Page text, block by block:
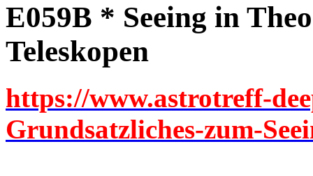
E059B * Seeing in
Teleskopen
https://www.astrotreff-
Grundsatzliches-zum-